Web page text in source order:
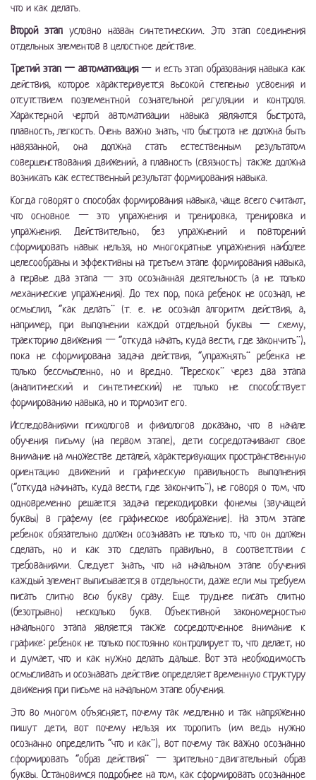
что и как делать.
Второй этап условно назван синтетическим. Это этап соединения
отдельных элементов в целостное действие.
Третий этап — автоматизация— и есть этап образования навыка как
действия, которое характеризуется высокой степенью усвоения и
отсутствием поэлементной сознательной регуляции и контроля.
Характерной чертой автоматизации навыка являются быстрота,
плавность, легкость. Очень важно знать, что быстрота не должна быть
навязанной, она должна стать естественным результатом
совершенствования движений, а плавность (связность) также должна
возникать как естественный результат формирования навыка.
Когда говорят о способах формирования навыка, чаще всего считают,
что основное — это упражнения и тренировка, тренировка и
упражнения. Действительно, без упражнений и повторений
сформировать навык нельзя, но многократные упражнения наиболее
целесообразны и эффективны на третьем этапе формирования навыка,
а первые два этапа — это осознанная деятельность (а не только
механические упражнения). До тех пор, пока ребенок не осознал, не
осмыслил, “как делать” (т. е. не осознал алгоритм действия, а,
например, при выполнении каждой отдельной буквы — схему,
траекторию движения — “откуда начать, куда вести, где закончить”),
пока не сформирована задача действия, “упражнять” ребенка не
только бессмысленно, но и вредно. “Перескок” через два этапа
(аналитический и синтетический) не только не способствует
формированию навыка, но и тормозит его.
Исследованиями психологов и физиологов доказано, что в начале
обучения письму (на первом этапе), дети сосредотачивают свое
внимание на множестве деталей, характеризующих пространственную
ориентацию движений и графическую правильность выполнения
(“откуда начинать, куда вести, где закончить”), не говоря о том, что
одновременно решается задача перекодировки фонемы (звучащей
буквы) в графему (ее графическое изображение). На этом этапе
ребенок обязательно должен осознавать не только то, что он должен
сделать, но и как это сделать правильно, в соответствии с
требованиями. Следует знать, что на начальном этапе обучения
каждый элемент выписывается в отдельности, даже если мы требуем
писать слитно всю букву сразу. Еще труднее писать слитно
(безотрывно) несколько букв. Объективной закономерностью
начального этапа является также сосредоточенное внимание к
графике: ребенок не только постоянно контролирует то, что делает, но
и думает, что и как нужно делать дальше. Вот эта необходимость
осмысливать и осознавать действие определяет временную структуру
движения при письме на начальном этапе обучения.
Это во многом объясняет, почему так медленно и так напряженно
пишут дети, вот почему нельзя их торопить (им ведь нужно
осознанно определить “что и как”), вот почему так важно осознанно
сформировать “образ действия” — зрительно-двигательный образ
буквы. Остановимся подробнее на том, как сформировать осознанное